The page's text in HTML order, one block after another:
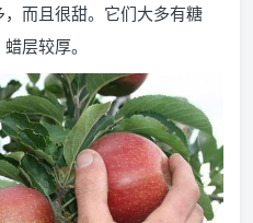
而且很甜。它们大多有糖
层较厚。